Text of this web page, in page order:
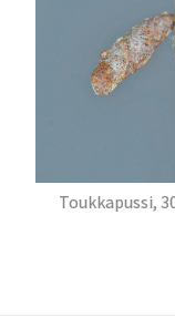
Toukkapussi,